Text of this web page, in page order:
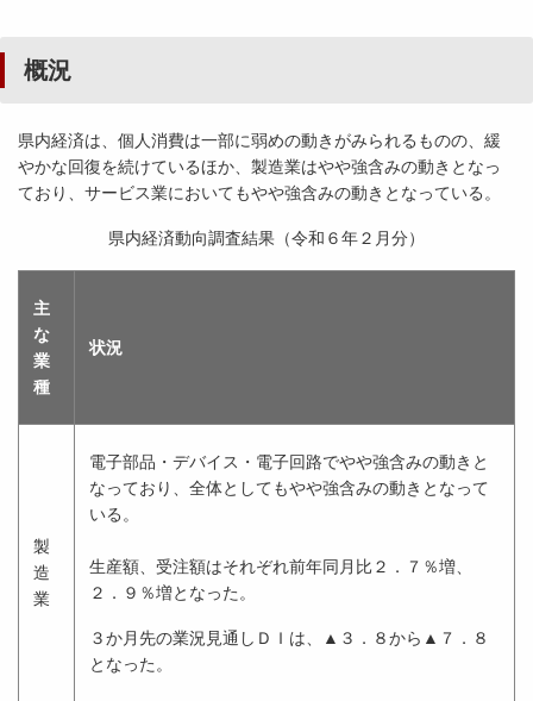
概況
県内経済は、個人消費は一部に弱めの動きがみられるものの、緩
やかな回復を続けているほか、製造業はやや強含みの動きとなっ
ており、サービス業においてもやや強含みの動きとなっている。
主
な
業
種
状況
県内経済動向調査結果（令和６年２月分）
製
造
業
電子部品・デバイス・電子回路でやや強含みの動きと
なっており、全体としてもやや強含みの動きとなって
いる。
生産額、受注額はそれぞれ前年同月比２．７％増、
２．９％増となった。
３か月先の業況見通しＤＩは、▲３．８から▲７．８
となった。